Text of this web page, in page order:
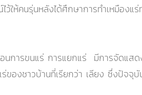
ห้คนรุ่นหลังได้ศึกษาการทำเหมืองแร่
นการขนแร่ การแยกแร่ มีการจัดแส
องชาวบ้านที่เรียกว่า เลียง ซึ่งปัจจุบั